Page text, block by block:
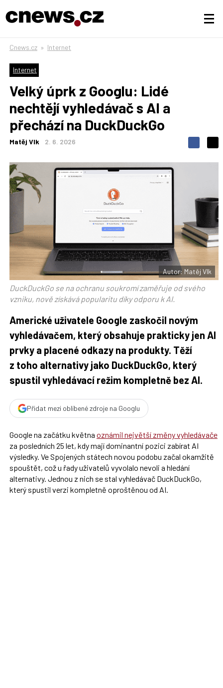
Cnews.cz » Internet
Internet
Velký úprk z Googlu: Lidé
nechtějí vyhledávač s AI a
přechází na DuckDuckGo
Matěj Vlk 2. 6. 2026
S
d
S
e
n
a
F
a
c
e
o
o
k
u
t
e
s
í
t
i
Autor: Matěj Vlk
DuckDuckGo se na ochranu soukromí zaměřuje od svého
vzniku, nově získává popularitu díky odporu k AI.
Americké uživatele Google zaskočil novým
vyhledávačem, který obsahuje prakticky jen AI
prvky a placené odkazy na produkty. Těží
z toho alternativy jako DuckDuckGo, který
spustil vyhledávací režim kompletně bez AI.
Přidat mezi oblíbené zdroje na Googlu
Google na začátku května oznámil největší změny vyhledávače
za posledních 25 let, kdy mají dominantní pozici zabírat AI
výsledky. Ve Spojených státech novou podobu začal okamžitě
spouštět, což u řady uživatelů vyvolalo nevoli a hledání
alternativy. Jednou z nich se stal vyhledávač DuckDuckGo,
který spustil verzi kompletně oproštěnou od AI.